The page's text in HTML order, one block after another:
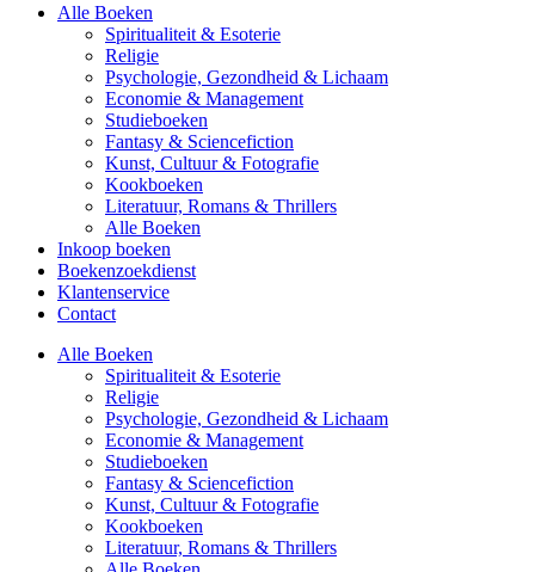
Alle Boeken
Spiritualiteit & Esoterie
Religie
Psychologie, Gezondheid & Lichaam
Economie & Management
Studieboeken
Fantasy & Sciencefiction
Kunst, Cultuur & Fotografie
Kookboeken
Literatuur, Romans & Thrillers
Alle Boeken
Inkoop boeken
Boekenzoekdienst
Klantenservice
Contact
Alle Boeken
Spiritualiteit & Esoterie
Religie
Psychologie, Gezondheid & Lichaam
Economie & Management
Studieboeken
Fantasy & Sciencefiction
Kunst, Cultuur & Fotografie
Kookboeken
Literatuur, Romans & Thrillers